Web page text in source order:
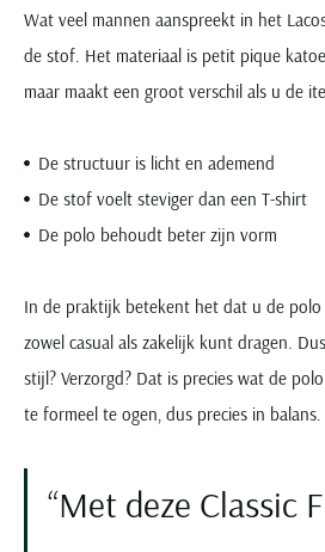
Wat veel mannen aanspreekt in het
de stof. Het materiaal is petit pique
maar maakt een groot verschil als u de
De structuur is licht en ademend
De stof voelt steviger dan een T-shirt
De polo behoudt beter zijn vorm
In de praktijk betekent het dat u de polo
zowel casual als zakelijk kunt dragen.
stijl? Verzorgd? Dat is precies wat de
te formeel te ogen, dus precies in balans.
Met deze Classic